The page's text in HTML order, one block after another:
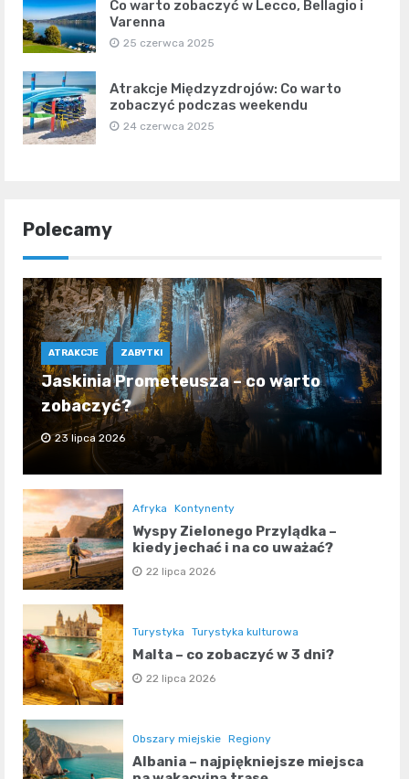
Co warto zobaczyć w Lecco, Bellagio i
Varenna
25 czerwca 2025
Atrakcje Międzyzdrojów: Co warto
zobaczyć podczas weekendu
24 czerwca 2025
Polecamy
ATRAKCJE ZABYTKI
Jaskinia Prometeusza – co warto
zobaczyć?
23 lipca 2026
Afryka Kontynenty
Wyspy Zielonego Przylądka –
kiedy jechać i na co uważać?
22 lipca 2026
Turystyka Turystyka kulturowa
Malta – co zobaczyć w 3 dni?
22 lipca 2026
Obszary miejskie Regiony
Albania – najpiękniejsze miejsca